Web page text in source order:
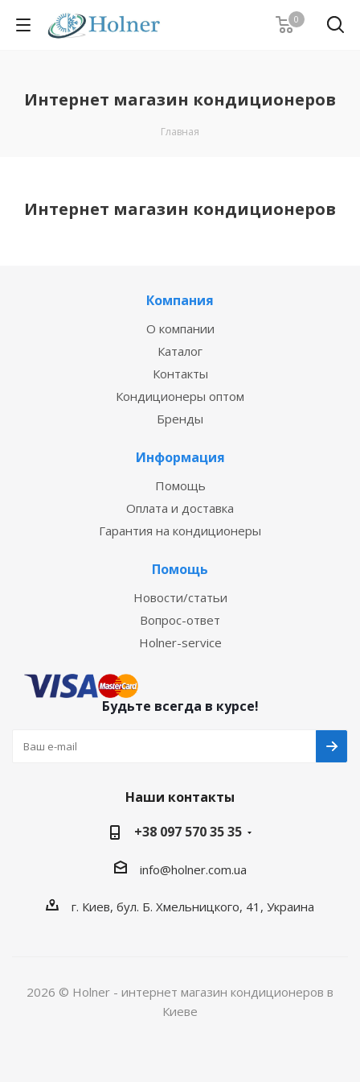
0
Интернет магазин кондиционеров
Главная
Интернет магазин кондиционеров
Компания
О компании
Каталог
Контакты
Кондиционеры оптом
Бренды
Информация
Помощь
Оплата и доставка
Гарантия на кондиционеры
Помощь
Новости/статьи
Вопрос-ответ
Holner-service
Будьте всегда в курсе!
Наши контакты
+38 097 570 35 35
info@holner.com.ua
г. Киев, бул. Б. Хмельницкого, 41, Украина
2026 © Holner - интернет магазин кондиционеров в
Киеве